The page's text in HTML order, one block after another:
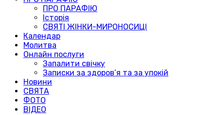
ПРО ПАРАФІЮ
Історія
СВЯТІ ЖІНКИ-МИРОНОСИЦІ
Календар
Молитва
Онлайн послуги
Запалити свічку
Записки за здоров’я та за упокій
Новини
СВЯТА
ФОТО
ВІДЕО